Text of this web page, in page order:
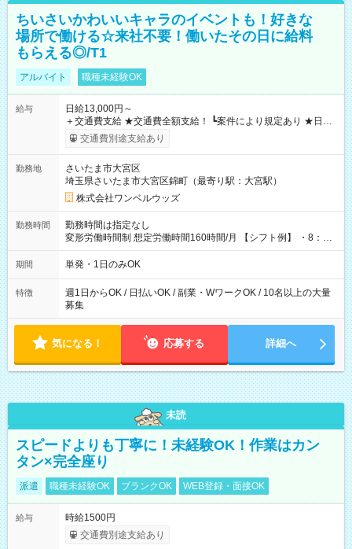
ちいさいかわいいキャラのイベントも！好きな
場所で働ける☆来社不要！働いたその日に給料
もらえる◎/T1
アルバイト 職種未経験OK
給与
日給13,000円～
＋交通費支給 ★交通費全額支給！ ┗案件により規定あり ★日払
いOK！（規定あり） ┗働いたその日に現金GET♪ お仕事後はコ
ンビニATMから 日払い分を引き落とせます！ 【試用期間】試
交通費別途支給あり
勤務地
さいたま市大宮区
埼玉県さいたま市大宮区錦町（最寄り駅：大宮駅）
株式会社ワンベルウッズ
勤務時間
勤務時間は指定なし
変形労働時間制 想定労働時間160時間/月 【シフト例】 ・8：00
～21：00
期間 単発・1日のみOK
特徴
週1日からOK / 日払いOK / 副業・WワークOK / 10名以上の大量
募集
気になる！ 応募する 詳細へ
未読
スピードよりも丁寧に！未経験OK！作業はカン
タン×完全座り
派遣 職種未経験OK ブランクOK WEB登録・面接OK
給与
時給1500円
交通費別途支給あり